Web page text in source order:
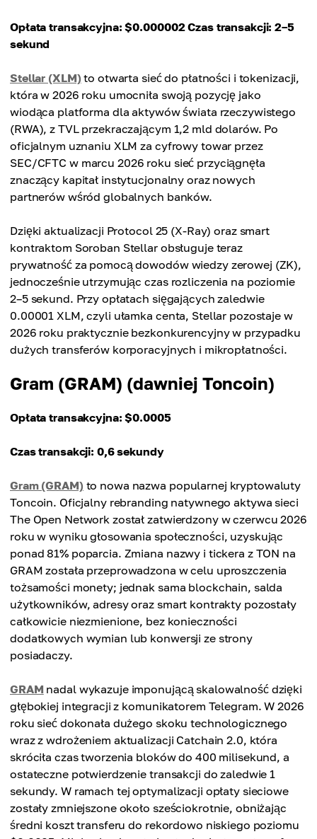
Opłata transakcyjna: $0.000002Czas transakcji: 2–5
sekund
Stellar (XLM) to otwarta sieć do płatności i tokenizacji,
która w 2026 roku umocniła swoją pozycję jako
wiodąca platforma dla aktywów świata rzeczywistego
(RWA), z TVL przekraczającym 1,2 mld dolarów. Po
oficjalnym uznaniu XLM za cyfrowy towar przez
SEC/CFTC w marcu 2026 roku sieć przyciągnęła
znaczący kapitał instytucjonalny oraz nowych
partnerów wśród globalnych banków.
Dzięki aktualizacji Protocol 25 (X-Ray) oraz smart
kontraktom Soroban Stellar obsługuje teraz
prywatność za pomocą dowodów wiedzy zerowej (ZK),
jednocześnie utrzymując czas rozliczenia na poziomie
2–5 sekund. Przy opłatach sięgających zaledwie
0.00001 XLM, czyli ułamka centa, Stellar pozostaje w
2026 roku praktycznie bezkonkurencyjny w przypadku
dużych transferów korporacyjnych i mikropłatności.
Gram (GRAM) (dawniej Toncoin)
Opłata transakcyjna: $0.0005
Czas transakcji: 0,6 sekundy
Gram (GRAM) to nowa nazwa popularnej kryptowaluty
Toncoin. Oficjalny rebranding natywnego aktywa sieci
The Open Network został zatwierdzony w czerwcu 2026
roku w wyniku głosowania społeczności, uzyskując
ponad 81% poparcia. Zmiana nazwy i tickera z TON na
GRAM została przeprowadzona w celu uproszczenia
tożsamości monety; jednak sama blockchain, salda
użytkowników, adresy oraz smart kontrakty pozostały
całkowicie niezmienione, bez konieczności
dodatkowych wymian lub konwersji ze strony
posiadaczy.
GRAM nadal wykazuje imponującą skalowalność dzięki
głębokiej integracji z komunikatorem Telegram. W 2026
roku sieć dokonała dużego skoku technologicznego
wraz z wdrożeniem aktualizacji Catchain 2.0, która
skróciła czas tworzenia bloków do 400 milisekund, a
ostateczne potwierdzenie transakcji do zaledwie 1
sekundy. W ramach tej optymalizacji opłaty sieciowe
zostały zmniejszone około sześciokrotnie, obniżając
średni koszt transferu do rekordowo niskiego poziomu